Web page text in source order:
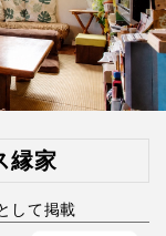
縁家
して掲載